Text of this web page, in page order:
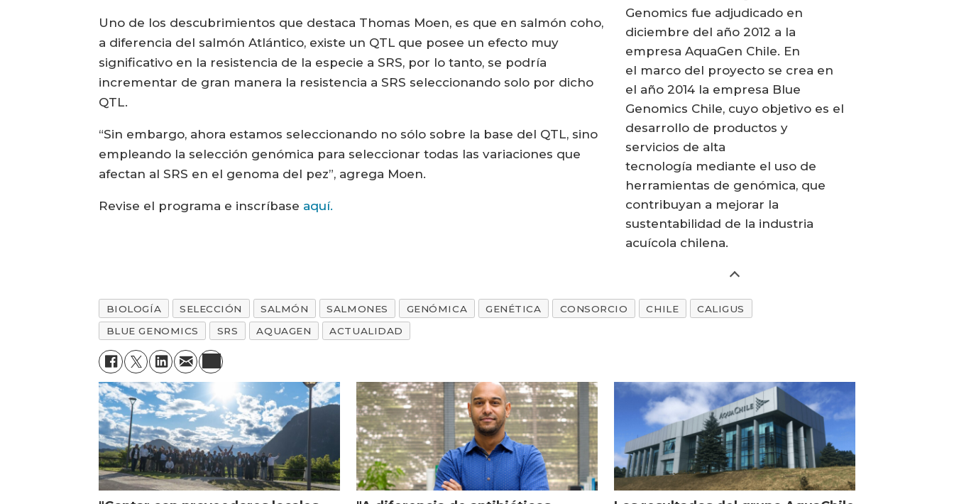
Genomics fue adjudicado en
diciembre del año 2012 a la
empresa AquaGen Chile. En
el marco del proyecto se crea en
el año 2014 la empresa Blue
Genomics Chile, cuyo objetivo es el
desarrollo de productos y
servicios de alta
tecnología mediante el uso de
herramientas de genómica, que
contribuyan a mejorar la
sustentabilidad de la industria
acuícola chilena.
Uno de los descubrimientos que destaca Thomas Moen, es que en salmón coho,
a diferencia del salmón Atlántico, existe un QTL que posee un efecto muy
significativo en la resistencia de la especie a SRS, por lo tanto, se podría
incrementar de gran manera la resistencia a SRS seleccionando solo por dicho
QTL.
“Sin embargo, ahora estamos seleccionando no sólo sobre la base del QTL, sino
empleando la selección genómica para seleccionar todas las variaciones que
afectan al SRS en el genoma del pez”, agrega Moen.
Revise el programa e inscríbase aquí.
BIOLOGÍA SELECCIÓN SALMÓN SALMONES GENÓMICA GENÉTICA CONSORCIO CHILE
CALIGUS
BLUE GENOMICS
SRS AQUAGEN ACTUALIDAD